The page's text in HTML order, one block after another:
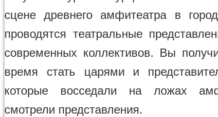
сцене древнего амфитеатра в
проводятся театральные
современных коллективов. Вы
время стать царями и
которые восседали на ложах
смотрели представления.